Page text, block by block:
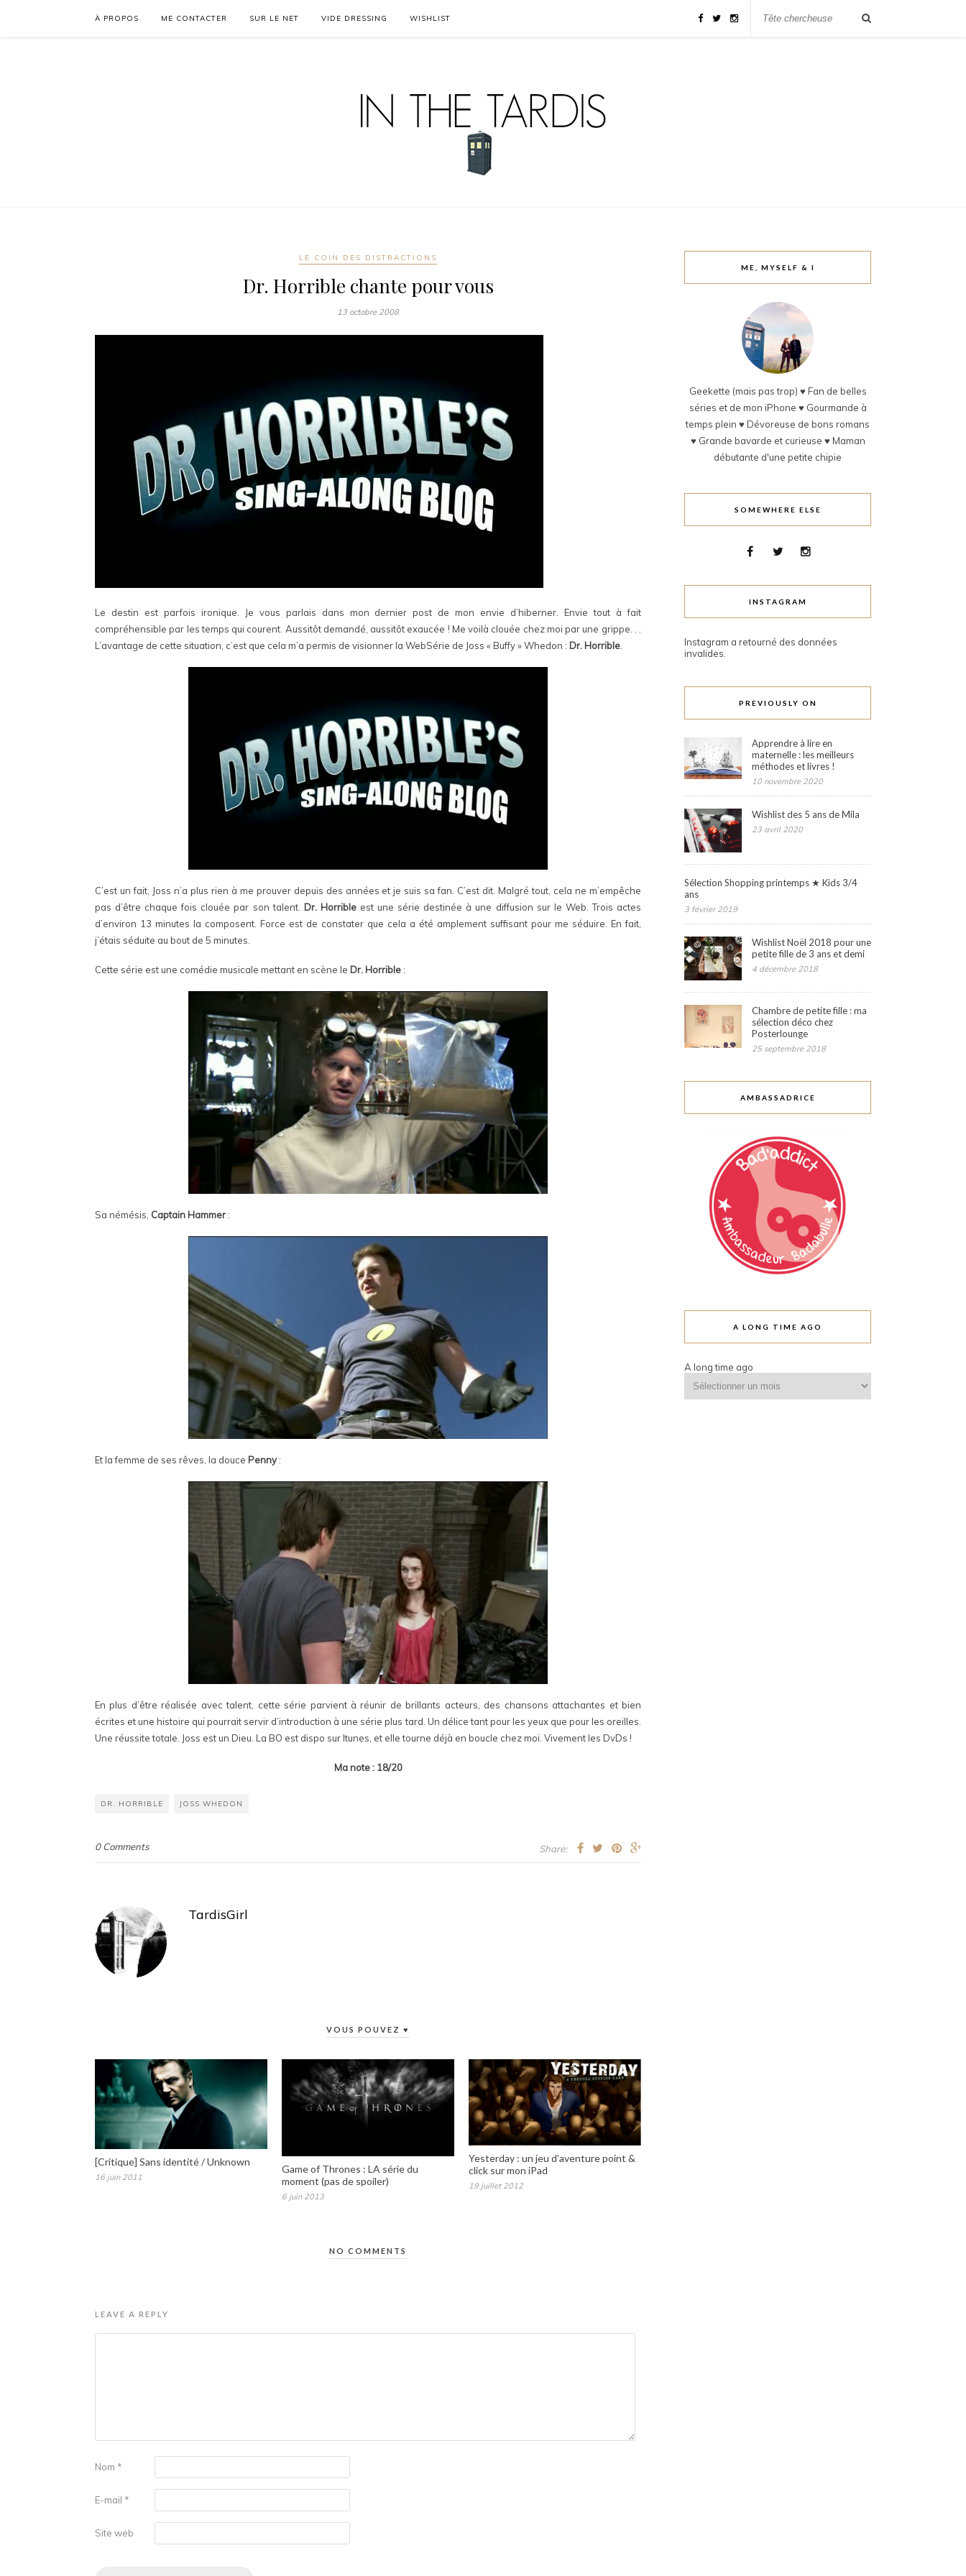
À PROPOS ME CONTACTER SUR LE NET VIDE DRESSING WISHLIST
LE COIN DES DISTRACTIONS
Dr. Horrible chante pour vous
13 octobre 2008
Le destin est parfois ironique. Je vous parlais dans mon dernier post de mon envie d’hiberner. Envie tout à fait
compréhensible par les temps qui courent. Aussitôt demandé, aussitôt exaucée ! Me voilà clouée chez moi par une grippe. . .
L’avantage de cette situation, c’est que cela m’a permis de visionner la WebSérie de Joss « Buffy » Whedon : Dr. Horrible
C’est un fait, Joss n’a plus rien à me prouver depuis des années et je suis sa fan. C’est dit. Malgré tout, cela ne m’empêche
pas d’être chaque fois clouée par son talent. Dr. Horrible est une série destinée à une diffusion sur le Web. Trois actes
d’environ 13 minutes la composent. Force est de constater que cela a été amplement suffisant pour me séduire. En fait,
j’étais séduite au bout de 5 minutes.
Cette série est une comédie musicale mettant en scène le Dr. Horrible :
Sa némésis, Captain Hammer :
Et la femme de ses rêves, la douce Penny:
En plus d’être réalisée avec talent, cette série parvient à réunir de brillants acteurs, des chansons attachantes et bien
écrites et une histoire qui pourrait servir d’introduction à une série plus tard. Un délice tant pour les yeux que pour les oreilles.
Une réussite totale. Joss est un Dieu. La BO est dispo sur Itunes, et elle tourne déjà en boucle chez moi. Vivement les DvDs !
Ma note : 18/20
DR. HORRIBLE JOSS WHEDON
0 Comments Share:
TardisGirl
VOUS POUVEZ ♥
[Critique] Sans identité / Unknown
16 juin 2011
Game of Thrones : LA série du
moment (pas de spoiler)
6 juin 2013
Yesterday : un jeu d’aventure point &
click sur mon iPad
19 juillet 2012
NO COMMENTS
LEAVE A REPLY
Nom *
E-mail *
Site web
ME, MYSELF & I
Geekette (mais pas trop) ♥ Fan de belles
séries et de mon iPhone ♥ Gourmande à
temps plein ♥ Dévoreuse de bons romans
♥ Grande bavarde et curieuse ♥ Maman
débutante d'une petite chipie
SOMEWHERE ELSE
INSTAGRAM
Instagram a retourné des données
invalides.
PREVIOUSLY ON
Apprendre à lire en
maternelle : les meilleurs
méthodes et livres !
10 novembre 2020
Wishlist des 5 ans de Mila
23 avril 2020
Sélection Shopping printemps ★ Kids 3/4
ans
3 février 2019
Wishlist Noël 2018 pour une
petite fille de 3 ans et demi
4 décembre 2018
Chambre de petite fille : ma
sélection déco chez
Posterlounge
25 septembre 2018
AMBASSADRICE
A LONG TIME AGO
A long time ago